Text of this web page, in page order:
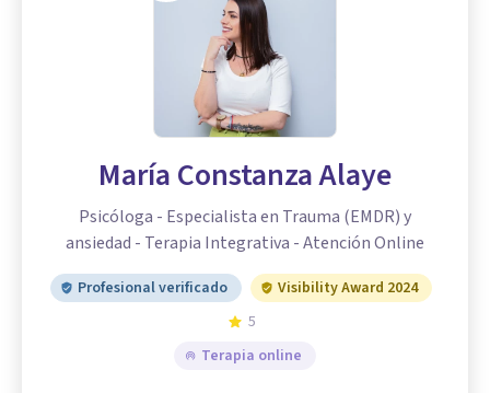
María Constanza Alaye
Psicóloga - Especialista en Trauma (EMDR) y
ansiedad - Terapia Integrativa - Atención Online
Profesional verificado
Visibility Award 2024
5
Terapia online